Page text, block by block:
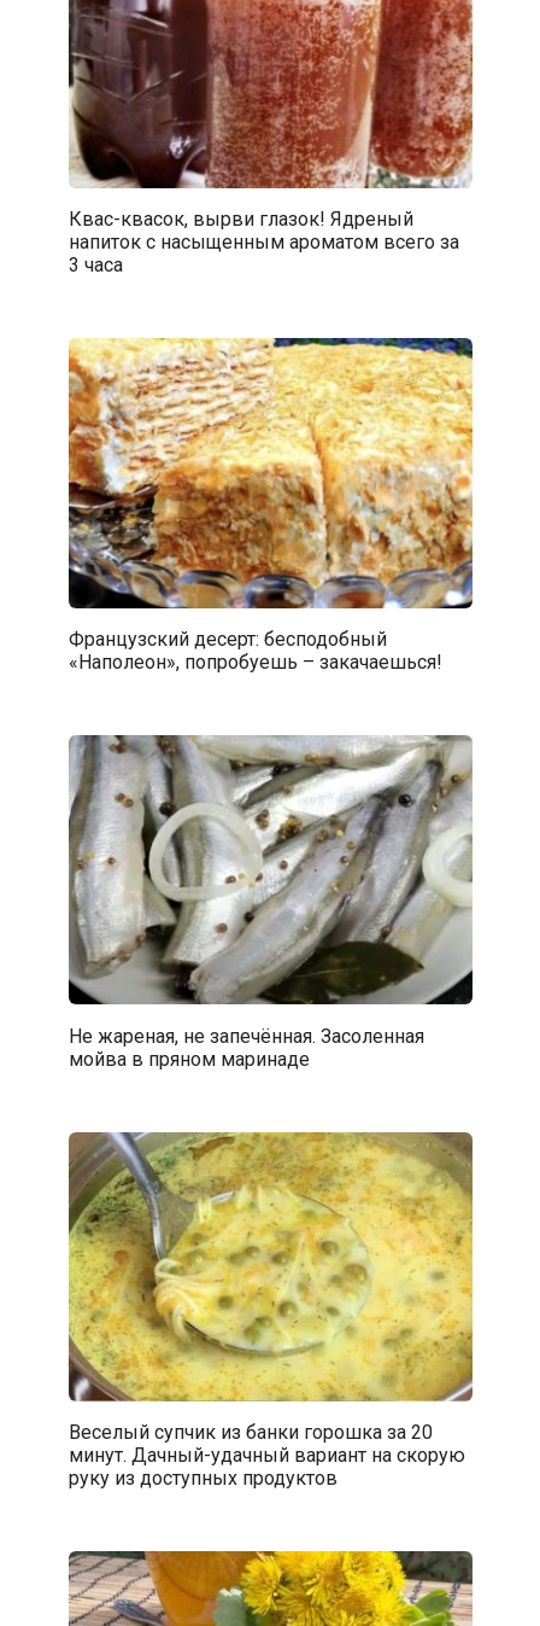
Квас-квасок, вырви глазок! Ядреный
напиток с насыщенным ароматом всего за
3 часа
Французский десерт: бесподобный
«Наполеон», попробуешь – закачаешься!
Не жареная, не запечённая. Засоленная
мойва в пряном маринаде
Веселый супчик из банки горошка за 20
минут. Дачный-удачный вариант на скорую
руку из доступных продуктов